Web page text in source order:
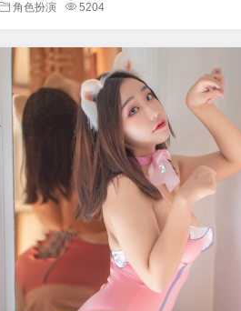
角色扮演 5204